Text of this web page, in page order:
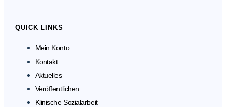
QUICK LINKS
Mein Konto
Kontakt
Aktuelles
Veröffentlichen
Klinische Sozialarbeit